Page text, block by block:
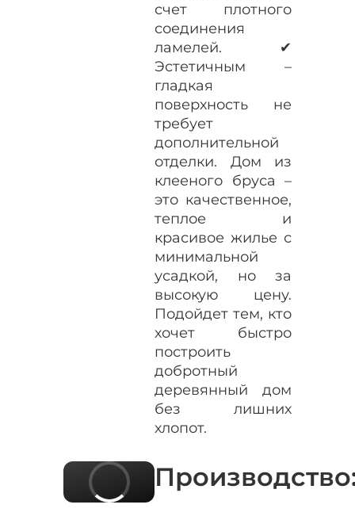
счет плотного
соединения
ламелей. ✔
Эстетичным –
гладкая
поверхность не
требует
дополнительной
отделки. Дом из
клееного бруса –
это качественное,
теплое и
красивое жилье с
минимальной
усадкой, но за
высокую цену.
Подойдет тем, кто
хочет быстро
построить
добротный
деревянный дом
без лишних
хлопот.